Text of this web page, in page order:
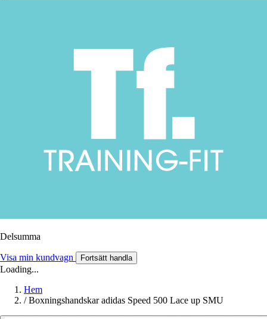
Delsumma
Visa min kundvagn Fortsätt handla
Loading...
Hem
/ Boxningshandskar adidas Speed 500 Lace up SMU